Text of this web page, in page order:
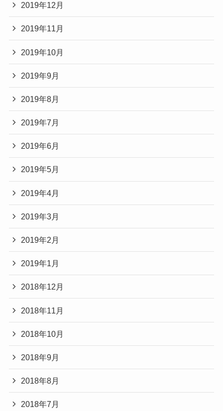
2019年12月
2019年11月
2019年10月
2019年9月
2019年8月
2019年7月
2019年6月
2019年5月
2019年4月
2019年3月
2019年2月
2019年1月
2018年12月
2018年11月
2018年10月
2018年9月
2018年8月
2018年7月